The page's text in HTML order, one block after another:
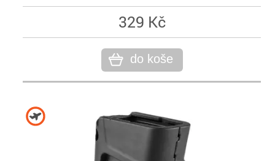
329 Kč
do koše